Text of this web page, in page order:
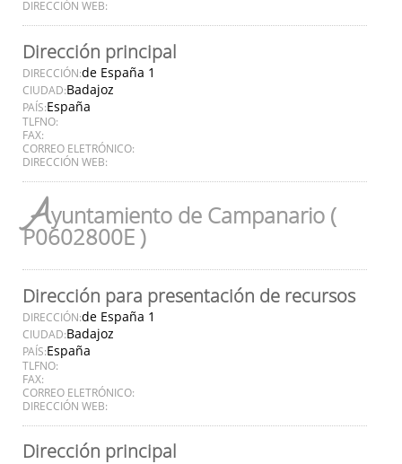
DIRECCIÓN WEB:
Dirección principal
DIRECCIÓN:de España 1
CIUDAD:Badajoz
PAÍS:España
TLFNO:
FAX:
CORREO ELETRÓNICO:
DIRECCIÓN WEB:
Ayuntamiento de Campanario (
P0602800E )
Dirección para presentación de recursos
DIRECCIÓN:de España 1
CIUDAD:Badajoz
PAÍS:España
TLFNO:
FAX:
CORREO ELETRÓNICO:
DIRECCIÓN WEB:
Dirección principal